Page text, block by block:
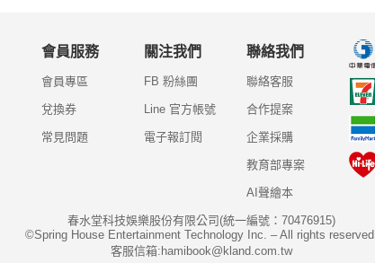
會員服務
會員專區
兌換券
常見問題
關注我們
FB 粉絲團
Line 官方帳號
電子報訂閱
聯絡我們
聯絡客服
合作提案
企業採購
教育部專案
AI聲繪本
春水堂科技娛樂股份有限公司(統一編號：70476915)
©Spring House Entertainment Technology Inc. – All rights reserved.
客服信箱:hamibook@kland.com.tw